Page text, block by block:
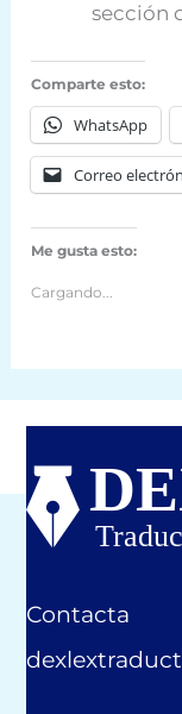
sección
Comparte esto:
WhatsApp
Correo
Me gusta esto:
Cargando...
Contacta